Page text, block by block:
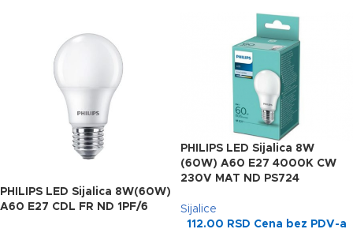
PHILIPS LED Sijalica 8W(60W)
A60 E27 CDL FR ND 1PF/6
PHILIPS LED Sijalica 8W
(60W) A60 E27 4000K CW
230V MAT ND PS724
Sijalice
112.00 RSD Cena bez PDV-a